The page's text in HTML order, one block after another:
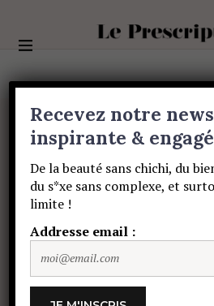
MODE
LaFashion
en
Couture
2018!
Recevez notre
inspirante &
De la beauté sans chichi, du
du s*xe sans complexe, et
limite !
Addresse email :